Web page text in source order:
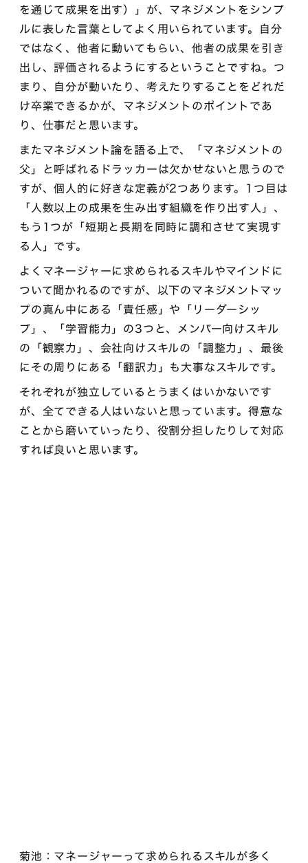
を通じて成果を出す）」が、マネジメントをシンプ
ルに表した言葉としてよく用いられています。自分
ではなく、他者に動いてもらい、他者の成果を引き
出し、評価されるようにするということですね。つ
まり、自分が動いたり、考えたりすることをどれだ
け卒業できるかが、マネジメントのポイントであ
り、仕事だと思います。
またマネジメント論を語る上で、「マネジメントの
父」と呼ばれるドラッカーは欠かせないと思うので
すが、個人的に好きな定義が2つあります。1つ目は
「人数以上の成果を生み出す組織を作り出す人」、
もう1つが「短期と長期を同時に調和させて実現す
る人」です。
よくマネージャーに求められるスキルやマインドに
ついて聞かれるのですが、以下のマネジメントマッ
プの真ん中にある「責任感」や「リーダーシッ
プ」、「学習能力」の3つと、メンバー向けスキル
の「観察力」、会社向けスキルの「調整力」、最後
にその周りにある「翻訳力」も大事なスキルです。
それぞれが独立しているとうまくはいかないです
が、全てできる人はいないと思っています。得意な
ことから磨いていったり、役割分担したりして対応
すれば良いと思います。
菊池：マネージャーって求められるスキルが多く